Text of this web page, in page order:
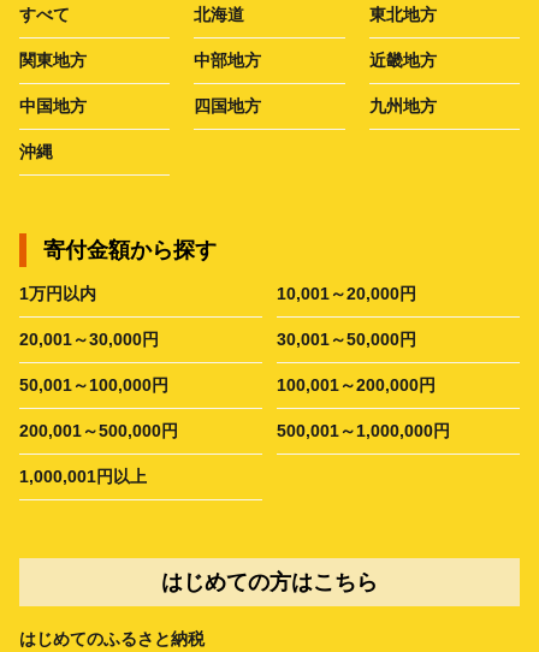
すべて 北海道 東北地方
関東地方 中部地方 近畿地方
中国地方 四国地方 九州地方
沖縄
寄付金額から探す
1万円以内 10,001～20,000円
20,001～30,000円 30,001～50,000円
50,001～100,000円 100,001～200,000円
200,001～500,000円 500,001～1,000,000円
1,000,001円以上
はじめての方はこちら
はじめてのふるさと納税